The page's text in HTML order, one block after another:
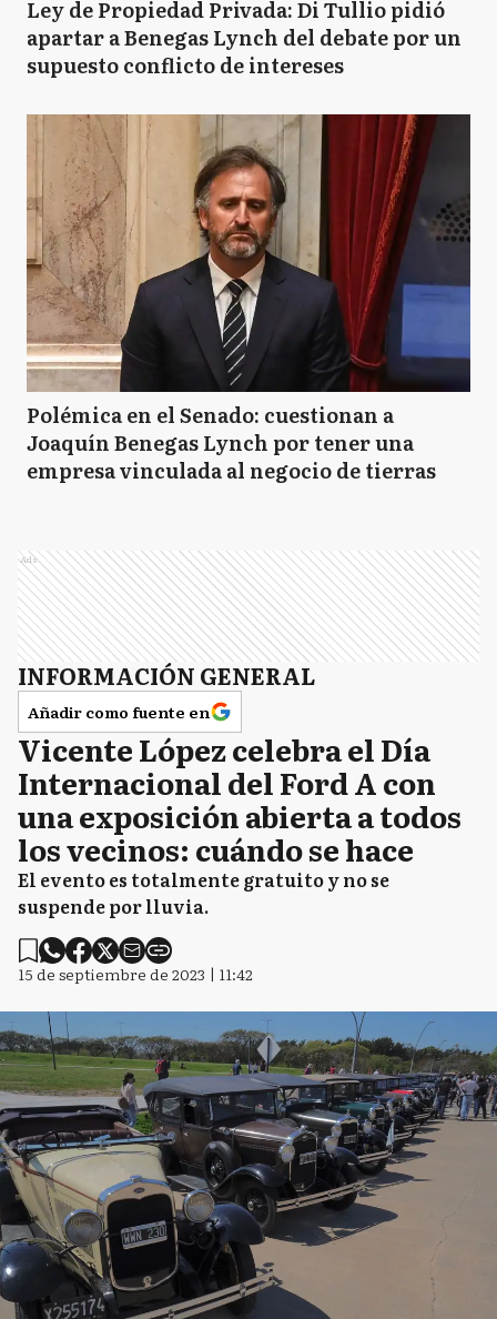
Ley de Propiedad Privada: Di Tullio pidió
apartar a Benegas Lynch del debate por un
supuesto conflicto de intereses
Polémica en el Senado: cuestionan a
Joaquín Benegas Lynch por tener una
empresa vinculada al negocio de tierras
Ads
INFORMACIÓN GENERAL
Añadir como fuente en
Vicente López celebra el Día
Internacional del Ford A con
una exposición abierta a todos
los vecinos: cuándo se hace
El evento es totalmente gratuito y no se
suspende por lluvia.
15 de septiembre de 2023 | 11:42